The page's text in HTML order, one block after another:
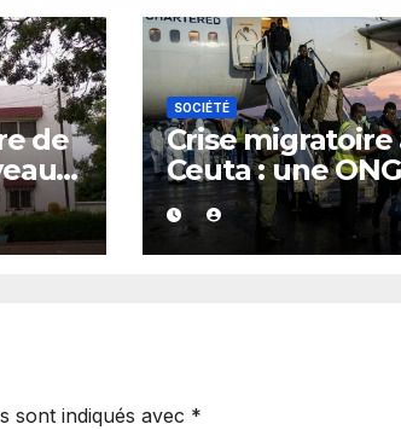
de
SOCIÉTÉ
Crise migratoire
Ceuta : une ONG
marocaine met
cause les
responsabilités
sont indiqués avec *